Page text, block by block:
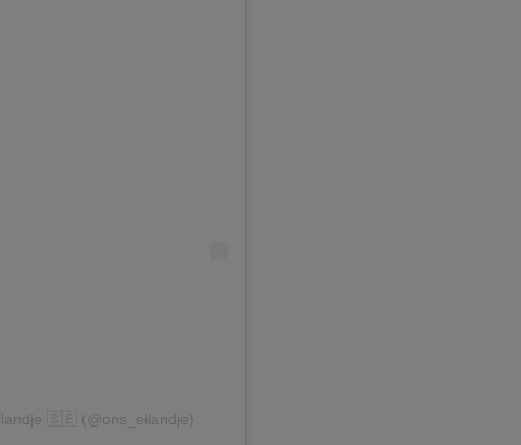
🇸🇪 (@ons_eilandje)